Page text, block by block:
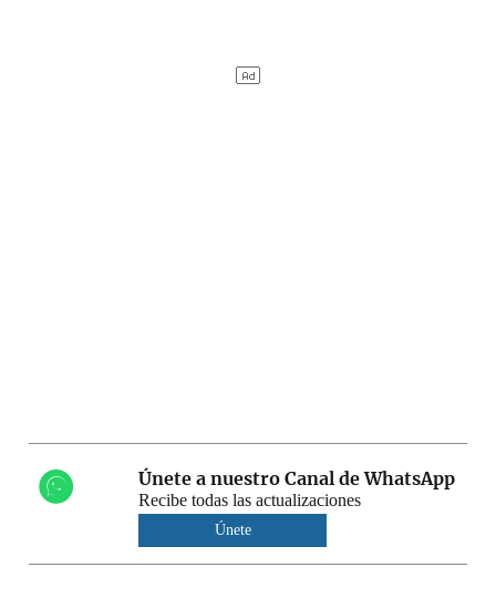
Únete a nuestro Canal de WhatsApp
Recibe todas las actualizaciones
Únete